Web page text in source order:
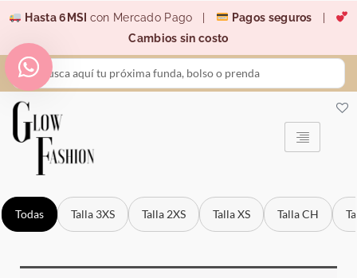
contenido
Hasta 6MSI con Mercado Pago | Pagos seguros
Cambios sin costo
Search
...
Todas Talla 3XS Talla 2XS Talla XS Talla CH